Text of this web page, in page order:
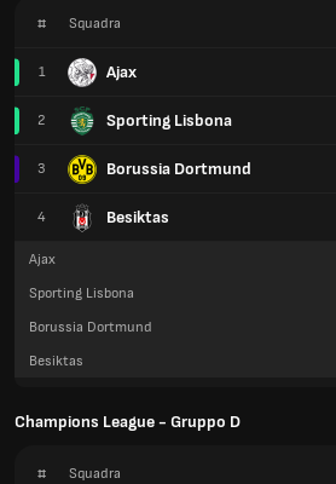
# Squadra
1 Ajax
2 Sporting Lisbona
3 Borussia Dortmund
4 Besiktas
Ajax
Sporting Lisbona
Borussia Dortmund
Besiktas
Champions League - Gruppo D
# Squadra